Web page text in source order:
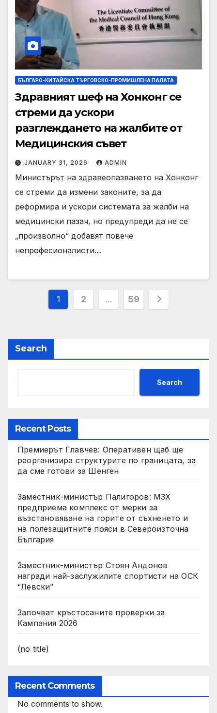
БЪЛГАРО-КИТАЙСКА ТЪРГОВСКО-ПРОМИШЛЕНА ПАЛАТА
Здравният шеф на Хонконг се
стреми да ускори
разглеждането на жалбите от
Медицинския съвет
JANUARY 31, 2026 ADMIN
Министърът на здравеопазването на Хонконг
се стреми да измени законите, за да
реформира и ускори системата за жалби на
медицински пазач, но предупреди да не се
„произволно“ добавят повече
непрофесионалисти…
Posts
1 2 … 59
Search
Search
Recent Posts
Премиерът Главчев: Оперативен щаб ще
реорганизира структурите по границата, за
да сме готови за Шенген
Заместник-министър Палигоров: МЗХ
предприема комплекс от мерки за
възстановяване на горите от съхненето и
на полезащитните пояси в Североизточна
България
Заместник-министър Стоян Андонов
награди най-заслужилите спортисти на ОСК
“Левски”
Започват кръстосаните проверки за
Кампания 2026
(no title)
Recent Comments
No comments to show.